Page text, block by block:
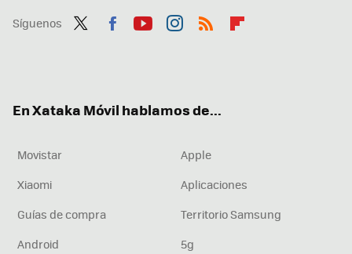
Síguenos
En Xataka Móvil hablamos de...
Movistar
Apple
Xiaomi
Aplicaciones
Guías de compra
Territorio Samsung
Android
5g